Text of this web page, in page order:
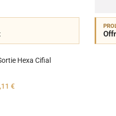
Hexa Cifial
€